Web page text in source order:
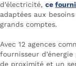
d’électricité, ce
adaptées aux
grands comptes.
Avec 12 agences
fournisseur
de proximité et un